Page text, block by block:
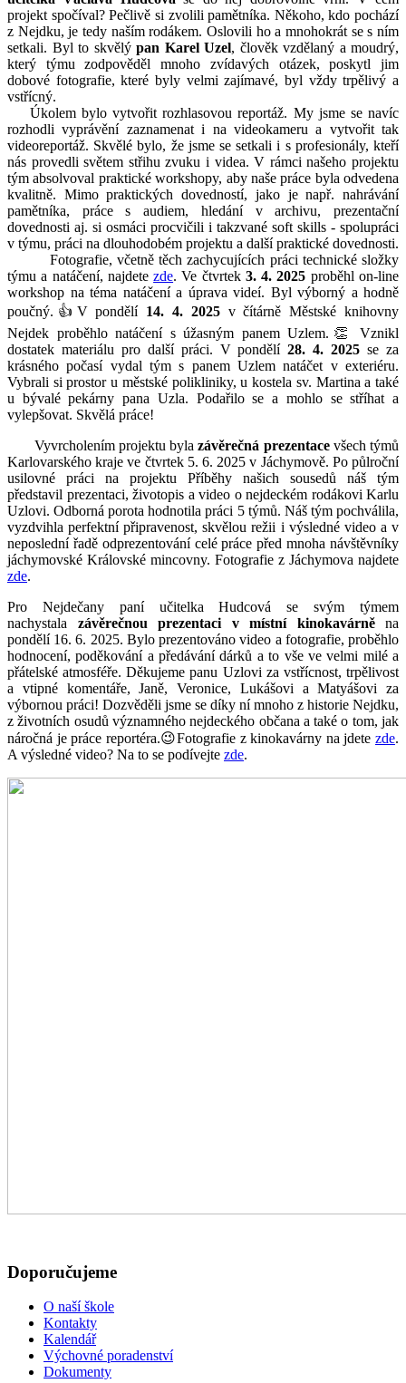
projekt spočíval? Pečlivě si zvolili pamětníka. Někoho, kdo pochází
z Nejdku, je tedy naším rodákem. Oslovili ho a mnohokrát se s ním
setkali. Byl to skvělý pan Karel Uzel, člověk vzdělaný a moudrý,
který týmu zodpověděl mnoho zvídavých otázek, poskytl jim
dobové fotografie, které byly velmi zajímavé, byl vždy trpělivý a
vstřícný.
Úkolem bylo vytvořit rozhlasovou reportáž. My jsme se navíc
rozhodli vyprávění zaznamenat i na videokameru a vytvořit tak
videoreportáž. Skvělé bylo, že jsme se setkali i s profesionály, kteří
nás provedli světem střihu zvuku i videa. V rámci našeho projektu
tým absolvoval praktické workshopy, aby naše práce byla odvedena
kvalitně. Mimo praktických dovedností, jako je např. nahrávání
pamětníka, práce s audiem, hledání v archivu, prezentační
dovednosti aj. si osmáci procvičili i takzvané soft skills - spolupráci
v týmu, práci na dlouhodobém projektu a další praktické dovednosti.
Fotografie, včetně těch zachycujících práci technické složky
týmu a natáčení, najdetezde. Ve čtvrtek 3. 4. 2025 proběhl on-line
workshop na téma natáčení a úprava videí. Byl výborný a hodně
poučný.👍V pondělí 14. 4. 2025v čítárně Městské knihovny
Nejdek proběhlo natáčení s úžasným panem Uzlem.👏 Vznikl
dostatek materiálu pro další práci. V pondělí28. 4. 2025 se za
krásného počasí vydal tým s panem Uzlem natáčet v exteriéru.
Vybrali si prostor u městské polikliniky, u kostela sv. Martina a také
u bývalé pekárny pana Uzla. Podařilo se a mohlo se stříhat a
vylepšovat. Skvělá práce!
Vyvrcholením projektu bylazávěrečná prezentacevšech týmů
Karlovarského kraje ve čtvrtek 5. 6. 2025 v Jáchymově. Po půlroční
usilovné práci na projektu Příběhy našich sousedů náš tým
představil prezentaci, životopis a video o nejdeckém rodákovi Karlu
Uzlovi. Odborná porota hodnotila práci 5 týmů. Náš tým pochválila,
vyzdvihla perfektní připravenost, skvělou režii i výsledné video a v
neposlední řadě odprezentování celé práce před mnoha návštěvníky
jáchymovské Královské mincovny. Fotografie z Jáchymova najdete
zde.
Pro Nejdečany paní učitelka Hudcová se svým týmem
nachystala závěrečnou prezentaci v místní kinokavárněna
pondělí 16. 6. 2025. Bylo prezentováno video a fotografie, proběhlo
hodnocení, poděkování a předávání dárků a to vše ve velmi milé a
přátelské atmosféře. Děkujeme panu Uzlovi za vstřícnost, trpělivost
a vtipné komentáře, Janě, Veronice, Lukášovi a Matyášovi za
výbornou práci! Dozvěděli jsme se díky ní mnoho z historie Nejdku,
z životních osudů významného nejdeckého občana a také o tom, jak
náročná je práce reportéra.😉Fotografie z kinokavárny na jdete zde.
A výsledné video? Na to se podívejte zde.
Doporučujeme
O naší škole
Kontakty
Kalendář
Výchovné poradenství
Dokumenty